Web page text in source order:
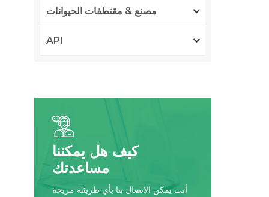
مصنع & مقتطفات الحيوانات
API
كيف هل يمكننا
مساعدتك
أنت يمكن الاتصال بنا بأي طريقة مريحة